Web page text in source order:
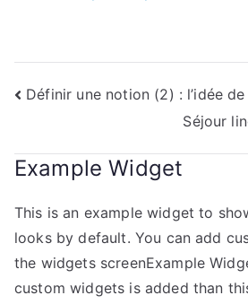
Navigation
l’article
Définir une notion (2) : l’idée
Séjour
Example Widget
This is an example widget to
looks by default. You can add
the widgets screenExample
custom widgets is added than